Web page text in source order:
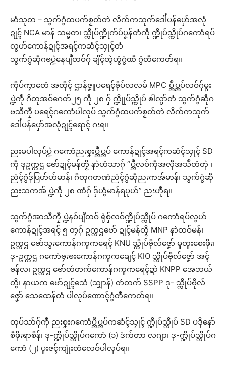
မာံသုတ – သွက်ဂွံထပက်စၟတ်တဲ လိက်ကသုက်ဒေါံပန်ပှော်အလုံ
ဍုၚ် NCA မာန် သမ္မတ၊ သ္ကိုပ်က္ဍိုက်ပ်ပၞန်တံကဵု က္ဍိုပ်သ္ကိုပ်ဂကောံရပ်
လွဟ်ကောန်ဍုၚ်အရၚ်ကဆံၚ်သၠုၚ်တံ
သွက်ဂွံဆဵုဂဗပ္ဍဲနေပျဳတဝ်ဂှ် ချိၚ်တ္ၚဲဟွံဂွံဏီ ဂွံတီကေတ်ရ။
ကိုပ်ကၠာတေံ အတိုၚ် ဌာန်ဇၞူပရေၚ်ၜိုပ်လလမ် MPC ပ္ညဳပ္ညပ်လဝ်ဂှ်မ္ဂး
ပ္ဍဲကဵု ဂိတုအဝ်ဂေတ်၂၅ ကဵု ၂၈ ဂှ် က္ဍိုုပ်သ္ကိုပ် ၜါလ္ပာ်တံ သွက်ဂွံဆဵုဂ
ဗသဳကၠဳ ပရေၚ်ဂကောံပါလုပ် သွက်ဂွံထပက်စၟတ်တဲ လိက်ကသုက်
ဒေါံပန်ပှော်အလုံဍုၚ်ရောၚ် ဂးရ။
ညးမပါလုပ်ပ္ဍဲ ဂကောံညးစၞးပ္ညဳပ္ညပ် ကောန်ဍုၚ်အရၚ်ကဆံၚ်သၠုၚ် SD
ကဵု ဒုဥက္ကဌ ဗော်ဍုၚ်မန်တၟိ နာဲဟံသာဂှ် “ပ္ညဳလဝ်ကဵုအလဵုအသဳတံတုဲ ၊
ညံၚ်ဂွံဒှ်ပြဟ်ဟ်မာန်၊ ဂိတုဂတဏံညံၚ်ဂွံဆဵုညးကအ်မာန်၊ သွက်ဂွံဆဵု
ညးသကအ် ပ္ဍဲကဵု ၂၈ ဏံဂှ် ဒှ်ဟွံမာန်ရပုဟ်” ညးဟီုရ။
သွက်ဂွံအာသဳကၠဳ ပ္ဍဲနဝ်ပျဳတဝ် ရုဲစှ်လဝ်က္ဍိုပ်သ္ကိုပ် ဂကောံရပ်လွဟ်
ကောန်ဍုၚ်အရၚ် ၅ တၠဂှ် ဥက္ကဌဗော် ဍုၚ်မန်တၟိ MNP နာဲထဝ်မန်၊
ဥက္ကဌ ဗော်သွးကောန်ဂကူကရေၚ် KNU သ္ကိုပ်ဗိုလ်ဇၞော် မူတူးစေးဖိုး၊
ဒု-ဥက္ကဌ ဂကောံဗၠးၜးကောန်ဂကူကချေၚ် KIO သ္ကိုပ်ဗိုလ်ဇၞော် အၚ်
ဗန်လ၊ ဥက္ကဌ ဗော်တဴတက်ကောန်ဂကူကရေၚ်ဍာဲ KNPP အေဘယ်
တွိ၊ နာယက ဗော်ဍုၚ်သေံ (သျှာန်) တဴတက် SSPP ဒု- သ္ကိုပ်ဗိုလ်
ဇၞော် သေထေန်တံ ပါလုပ်ဏောၚ်ဂွံတီကေတ်ရ။
တုပ်သာ်ဂှ်ကီု ညးစၞးဂကောံပ္ညဳပ္ညပ်ကဆံၚ်သၠုၚ် က္ဍိုပ်သ္ကိုပ် SD ပဒိုနော်
စီဖိုးရာစိန်၊ ဒု-က္ဍိုပ်သ္ကိုပ်ဂကောံ (၁) ဒံက်တာ လဂျာ၊ ဒု-က္ဍိုပ်သ္ကိုပ်ဂ
ကောံ (၂) ပူးဇၚ်ကျုံးတံလေဝ်ပါလုပ်ရ။